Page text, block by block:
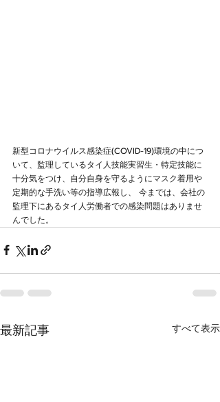
新型コロナウイルス感染症(COVID-19)環境の中につ
いて、監理しているタイ人技能実習生・特定技能に
十分気をつけ、自分自身を守るようにマスク着用や
定期的な手洗い等の指導広報し、 今までは、会社の
監理下にあるタイ人労働者での感染問題はありませ
んでした。
最新記事 すべて表示